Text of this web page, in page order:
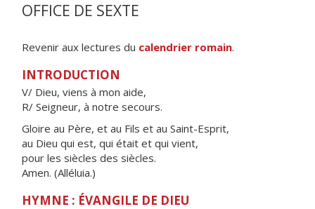
OFFICE DE SEXTE
Revenir aux lectures du calendrier romain.
INTRODUCTION
V/ Dieu, viens à mon aide,
R/ Seigneur, à notre secours.
Gloire au Père, et au Fils et au Saint-Esprit,
au Dieu qui est, qui était et qui vient,
pour les siècles des siècles.
Amen. (Alléluia.)
HYMNE : ÉVANGILE DE DIEU